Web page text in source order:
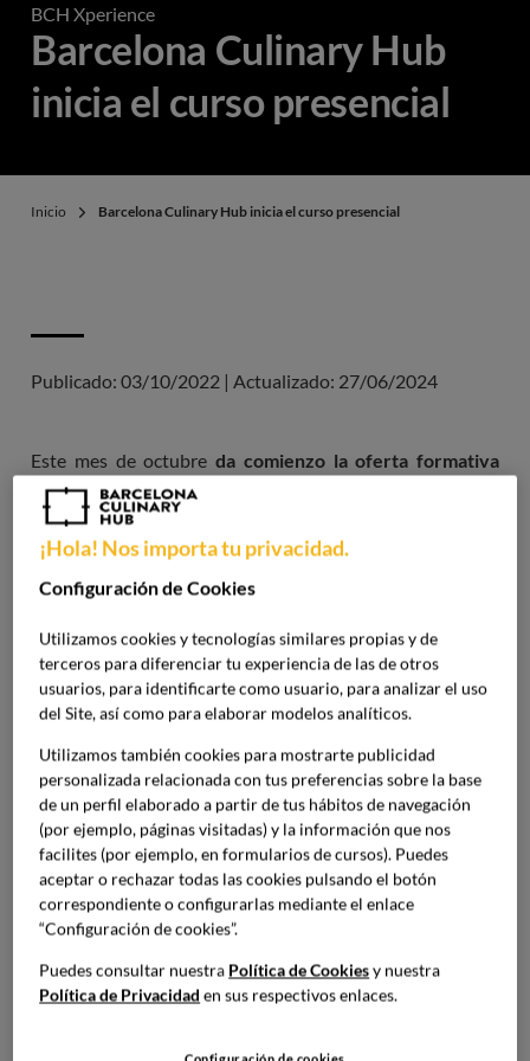
BCH Xperience
Barcelona Culinary Hub
inicia el curso presencial
Inicio Barcelona Culinary Hub inicia el curso presencial
Publicado: 03/10/2022 | Actualizado: 27/06/2024
Este mes de octubre da comienzo la oferta formativa
presencialdel primer centro universitario privado
centrado en la gastronomía con visión de negocio,
Barcelona Culinary Hub.
El sector de la restauración sigue evolucionando y
volviéndose más exigente y diverso, viviendo, al mismo
tiempo, un gran aumento de demanda: el ramo se
configura ante la búsqueda de profesionales
especializados, con niveles altos de formación en el sector
y en su gestión.Barcelona Culinary Hub es la primera
escuela superior de gastronomía centrada en la
formación de negocios gastronómicos y en sus distintos
procesos,sin dejar de lado la creatividad, la cocina de
vanguardia y las últimas técnicas, con una oferta
formativa universitaria orientada a las necesidades
actuales del sector de la restauración. Según Pere Monje,
director de nuestro Máster en Dirección e Innovación de
Restaurantes,“Barcelona Culinary Hub es la escuela
¡Hola! Nos importa tu privacidad.
Configuración de Cookies
Utilizamos cookies y tecnologías similares propias y de
terceros para diferenciar tu experiencia de las de otros
usuarios, para identificarte como usuario, para analizar el uso
del Site, así como para elaborar modelos analíticos.
Utilizamos también cookies para mostrarte publicidad
personalizada relacionada con tus preferencias sobre la base
de un perfil elaborado a partir de tus hábitos de navegación
(por ejemplo, páginas visitadas) y la información que nos
facilites (por ejemplo, en formularios de cursos). Puedes
aceptar o rechazar todas las cookies pulsando el botón
correspondiente o configurarlas mediante el enlace
“Configuración de cookies”.
Puedes consultar nuestra Política de Cookiesy nuestra
Política de Privacidad en sus respectivos enlaces.